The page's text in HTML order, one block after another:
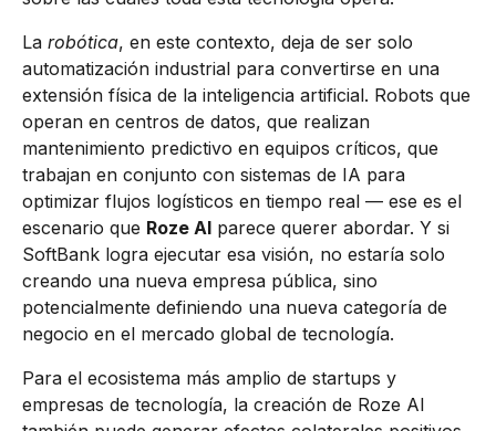
La robótica, en este contexto, deja de ser solo
automatización industrial para convertirse en una
extensión física de la inteligencia artificial. Robots que
operan en centros de datos, que realizan
mantenimiento predictivo en equipos críticos, que
trabajan en conjunto con sistemas de IA para
optimizar flujos logísticos en tiempo real — ese es el
escenario que Roze AI parece querer abordar. Y si
SoftBank logra ejecutar esa visión, no estaría solo
creando una nueva empresa pública, sino
potencialmente definiendo una nueva categoría de
negocio en el mercado global de tecnología.
Para el ecosistema más amplio de startups y
empresas de tecnología, la creación de Roze AI